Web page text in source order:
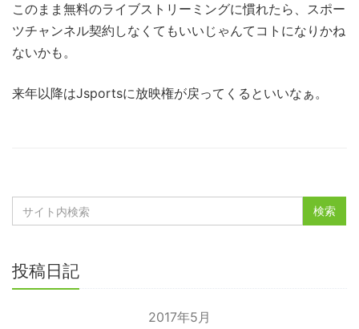
このまま無料のライブストリーミングに慣れたら、スポー
ツチャンネル契約しなくてもいいじゃんてコトになりかね
ないかも。
来年以降はJsportsに放映権が戻ってくるといいなぁ。
投稿日記
2017年5月